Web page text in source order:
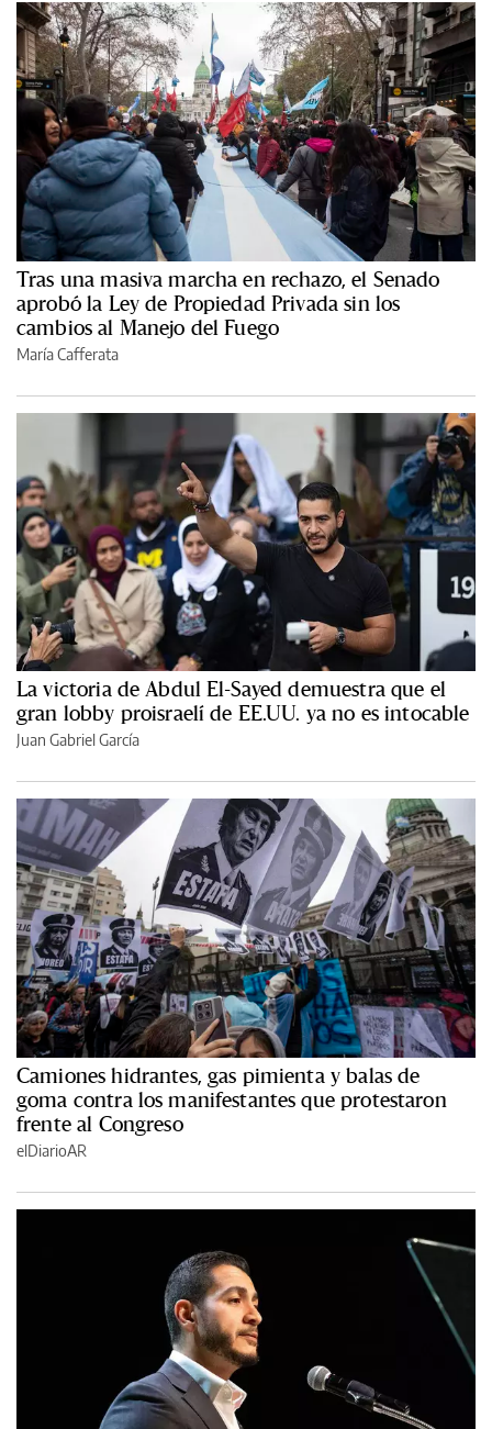
Tras una masiva marcha en rechazo, el Senado
aprobó la Ley de Propiedad Privada sin los
cambios al Manejo del Fuego
María Cafferata
La victoria de Abdul El-Sayed demuestra que el
gran lobby proisraelí de EE.UU. ya no es intocable
Juan Gabriel García
Camiones hidrantes, gas pimienta y balas de
goma contra los manifestantes que protestaron
frente al Congreso
elDiarioAR